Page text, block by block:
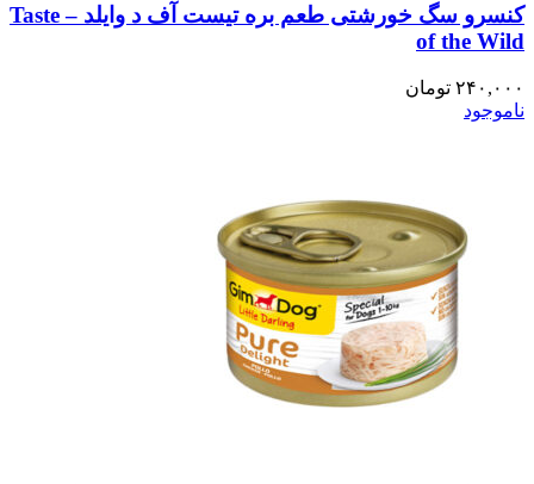
کنسرو سگ خورشتی طعم بره تیست آف د وایلد – Taste
of the Wild
۲۴۰,۰۰۰ تومان
ناموجود